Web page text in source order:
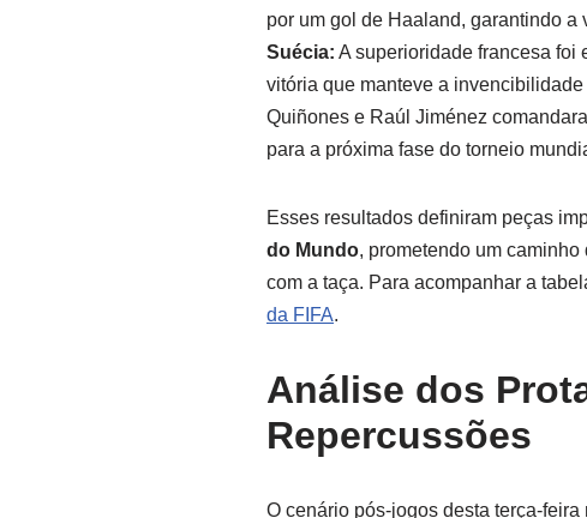
por um gol de Haaland, garantindo a
Suécia: A superioridade francesa foi
vitória que manteve a
Quiñones e Raúl Jiménez
para a próxima fase do torneio
Esses resultados definiram peças
do Mundo, prometendo um
com a taça. Para acompanhar a
da FIFA.
Análise dos
Repercussões
O cenário pós-jogos desta terça-